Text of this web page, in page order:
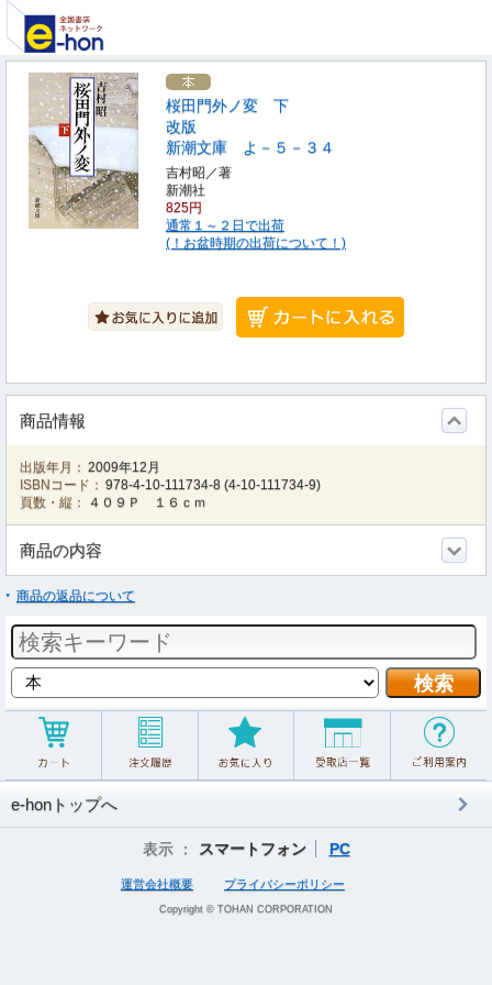
桜田門外ノ変 下
改版
新潮文庫 よ－５－３４
吉村昭／著
新潮社
825円
通常１～２日で出荷
(！お盆時期の出荷について！)
商品情報
出版年月： 2009年12月
ISBNコード： 978-4-10-111734-8 (4-10-111734-9)
頁数・縦：
４０９Ｐ １６ｃｍ
商品の内容
商品の返品について
e-honトップへ
表示 ： スマートフォン PC
運営会社概要 プライバシーポリシー
Copyright © TOHAN CORPORATION